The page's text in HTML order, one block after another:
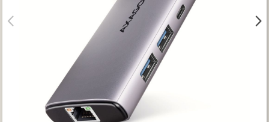
Dokumentumok
Meg kell adnia legalább egy, minimum 3 betűs szót, vagy valamilyen
speciális kifejezést.
Speciális kifejezések:
Kezdő rész szó:
 